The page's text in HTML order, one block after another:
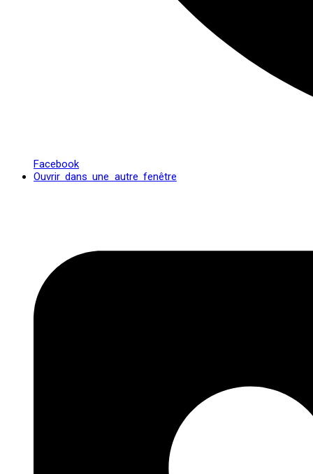
Facebook
Ouvrir dans une autre fenêtre